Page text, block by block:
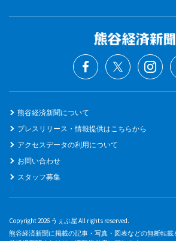
熊谷経済新聞について
プレスリリース・情報提供はこちらから
アクセスデータの利用について
お問い合わせ
スタッフ募集
Copyright 2026 うぇぶ屋 All rights reserved.
熊谷経済新聞に掲載の記事・写真・図表などの無断転載